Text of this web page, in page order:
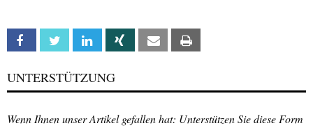
Facebook Twitter Linkedin Xing Email
UNTERSTÜTZUNG
Wenn Ihnen unser Artikel gefallen hat: Unterstützen Sie diese Form